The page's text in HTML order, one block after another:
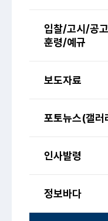
입찰/고시/공
훈령/예규
보도자료
포토뉴스(갤러
인사발령
정보바다